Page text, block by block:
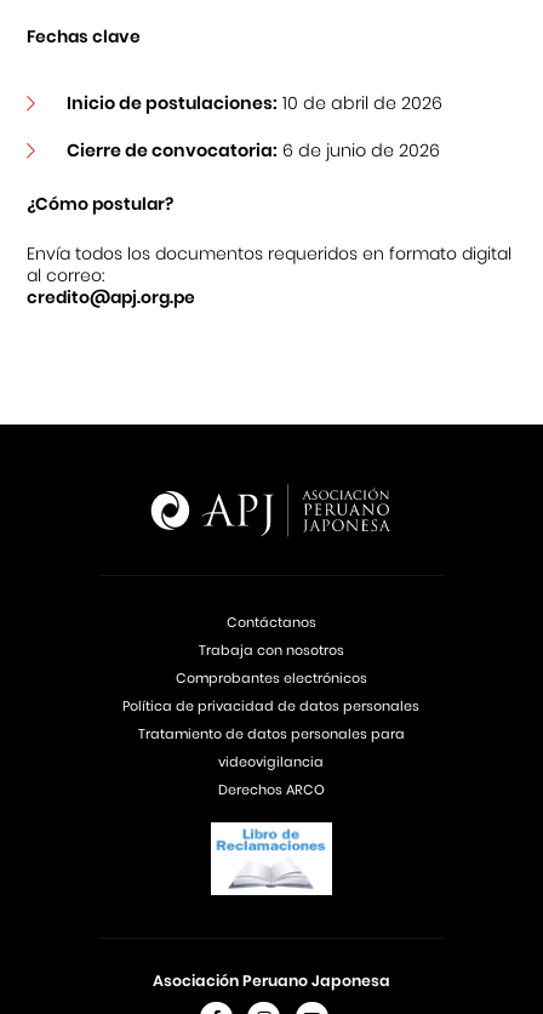
Cursos
Museo de la Inmigración Japonesa
Fondo Editorial
Teatro Peruano Japonés
Fechas clave
Inicio de postulaciones: 10 de abril de 2026
Cierre de convocatoria: 6 de junio de 2026
¿Cómo postular?
Envía todos los documentos requeridos en formato digital
al correo:
credito@apj.org.pe
Asociación Peruano Japonesa
Contáctanos
Trabaja con nosotros
Comprobantes electrónicos
Política de privacidad de datos personales
Tratamiento de datos personales para
videovigilancia
Derechos ARCO